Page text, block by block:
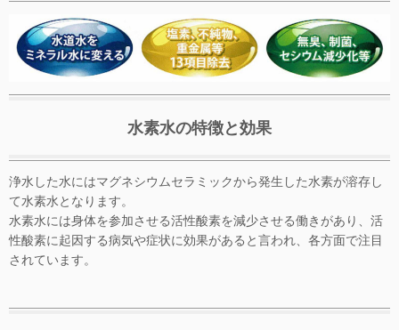
水素水の特徴と効果
浄水した水にはマグネシウムセラミックから発生した水素が溶存し
て水素水となります。
水素水には身体を参加させる活性酸素を減少させる働きがあり、活
性酸素に起因する病気や症状に効果があると言われ、各方面で注目
されています。